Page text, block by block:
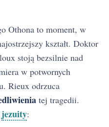
Othona to moment, w
kształt. Doktor
stoją bezsilnie nad
w potwornych
Rieux odrzuca
tej tragedii.
jezuity: